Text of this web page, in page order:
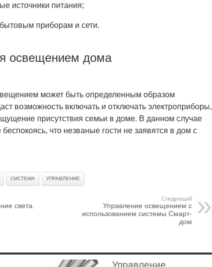
источники питания;
приборам и сети.
освещением дома
может быть определенным образом
возможность включать и отключать электроприборы,
присутствия семьи в доме. В данном случае
что незваные гости не заявятся в дом с
СИСТЕМА УПРАВЛЕНИЕ
света.
Следующий
Управление освещением с
использованием системы Смарт-
дом
Управление